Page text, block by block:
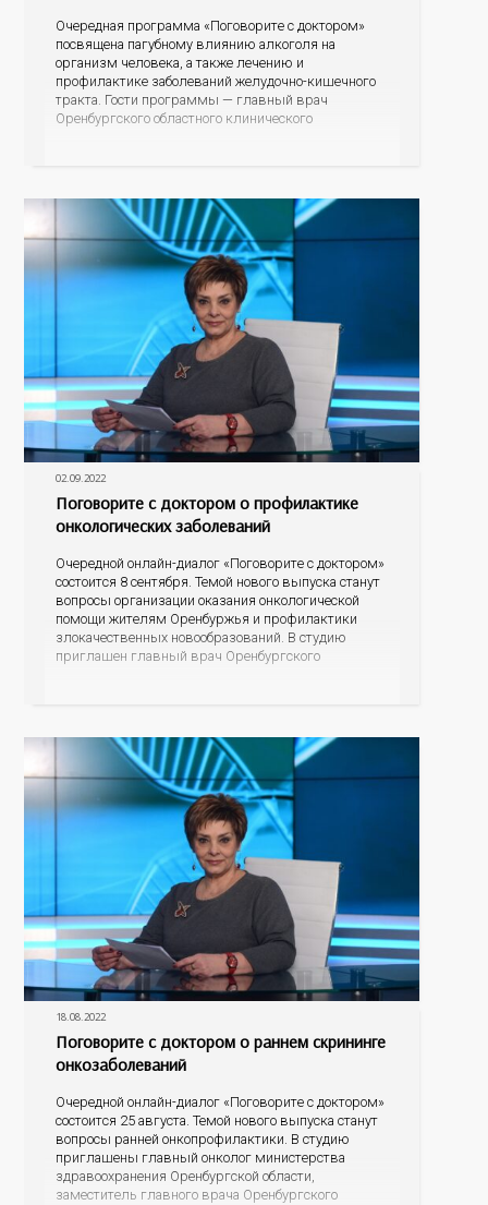
Очередная программа «Поговорите с доктором»
посвящена пагубному влиянию алкоголя на
организм человека, а также лечению и
профилактике заболеваний желудочно-кишечного
тракта. Гости программы — главный врач
Оренбургского областного клинического
Анатольевна Подгороднева.
02.09.2022
Поговорите с доктором о профилактике
онкологических заболеваний
Очередной онлайн-диалог «Поговорите с доктором»
состоится 8 сентября. Темой нового выпуска станут
вопросы организации оказания онкологической
помощи жителям Оренбуржья и профилактики
злокачественных новообразований. В студию
приглашен главный врач Оренбургского
время диспансеризации определять опухоли
различных локализаций на ранних стадиях,
18.08.2022
Поговорите с доктором о раннем скрининге
онкозаболеваний
Очередной онлайн-диалог «Поговорите с доктором»
состоится 25 августа. Темой нового выпуска станут
вопросы ранней онкопрофилактики. В студию
приглашены главный онколог министерства
здравоохранения Оренбургской области,
заместитель главного врача Оренбургского